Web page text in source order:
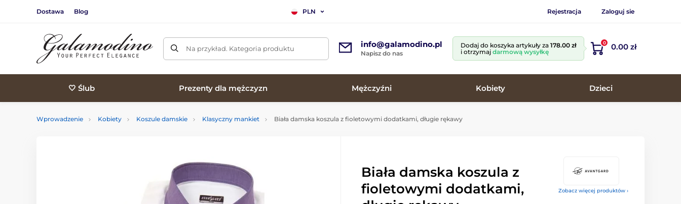
Dostawa Blog PLN Rejestracja Zaloguj sie
Na przykład. Kategoria produktu info@galamodino.pl
Napisz do nas
Dodaj do koszyka artykuły za 178.00 zł
i otrzymaj darmową wysyłkę
0 0.00 zł
🤍 Ślub Prezenty dla mężczyzn Mężczyźni Kobiety Dzieci
Wprowadzenie Kobiety Koszule damskie Klasyczny mankiet Biała damska koszula z fioletowymi dodatkami, długie rękawy
Zobacz więcej produktów ›
Biała damska koszula z
fioletowymi dodatkami,